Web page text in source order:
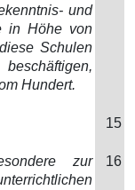
und
in Höhe von
Schulen
Hundert.
15
zur
16